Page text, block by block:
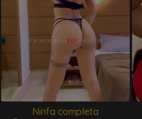
Ninfa completa